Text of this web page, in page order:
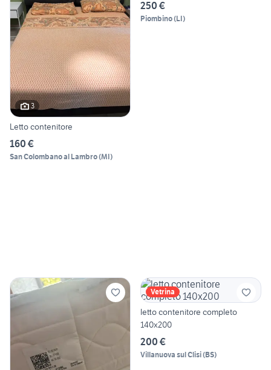
3
Letto contenitore
160 €
San Colombano al Lambro(MI)
250 €
Piombino(LI)
Vetrina
letto contenitore completo
140x200
200 €
Villanuova sul Clisi(BS)